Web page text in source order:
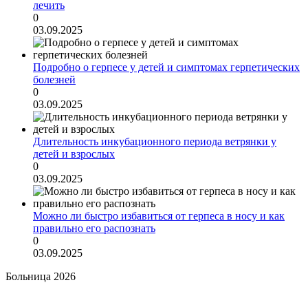
лечить
0
03.09.2025
Подробно о герпесе у детей и симптомах герпетических
болезней
0
03.09.2025
Длительность инкубационного периода ветрянки у
детей и взрослых
0
03.09.2025
Можно ли быстро избавиться от герпеса в носу и как
правильно его распознать
0
03.09.2025
Больница 2026